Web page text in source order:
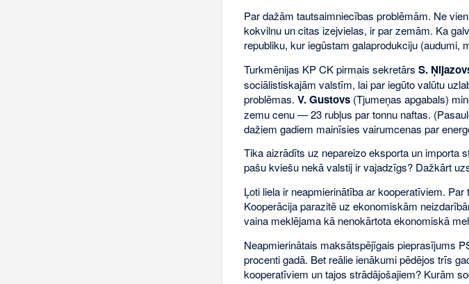
Par dažām tautsaimniecības problēmām. Ne
kokvilnu un citas izejvielas, ir par zemām. Ka
republiku, kur iegūstam galaprodukciju (audumi,
Turkmēnijas KP CK pirmais sekretārs S.
sociālistiskajām valstīm, lai par iegūto valūtu
problēmas. V. Gustovs(Tjumeņas apgabals)
zemu cenu — 23 rubļus par tonnu naftas.
dažiem gadiem mainīsies vairumcenas par
Tika aizrādīts uz nepareizo eksporta un importa
pašu kviešu nekā valstij ir vajadzīgs? Dažkārt
Ļoti liela ir neapmierinātība ar kooperatīviem.
Kooperācija parazitē uz ekonomiskām
vaina meklējama kā nenokārtota ekonomiskā
Neapmierinātais maksātspējīgais pieprasījums
procenti gadā. Bet reālie ienākumi pēdējos trīs
kooperatīviem un tajos strādājošajiem? Kurām